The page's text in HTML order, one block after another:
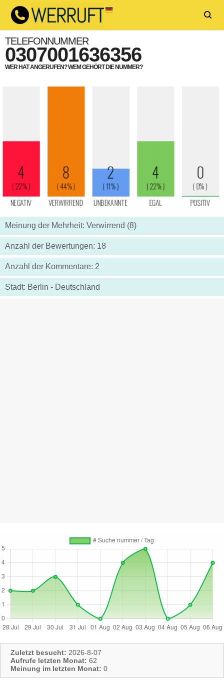
TELEFONNUMMER
0307001636356
WER HAT ANGERUFEN? WEM GEHÖRT DIE NUMMER?
Meinung der Mehrheit: Verwirrend (8)
Anzahl der Bewertungen: 18
Anzahl der Kommentare: 2
Stadt: Berlin - Deutschland
Zuletzt besucht: 2026-8-07
Aufrufe letzten Monat: 62
Meinung im letzten Monat: 0